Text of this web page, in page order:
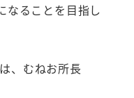
なることを目指し
、むねお所長